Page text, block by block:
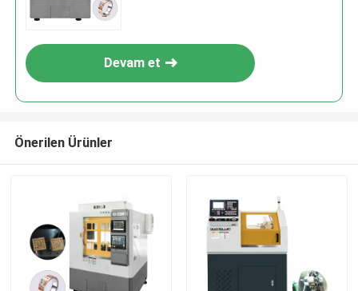
Devam et
Önerilen Ürünler